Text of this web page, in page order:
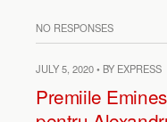
NO RESPONSES
JULY 5, 2020 • BY EXPRESS
Premiile